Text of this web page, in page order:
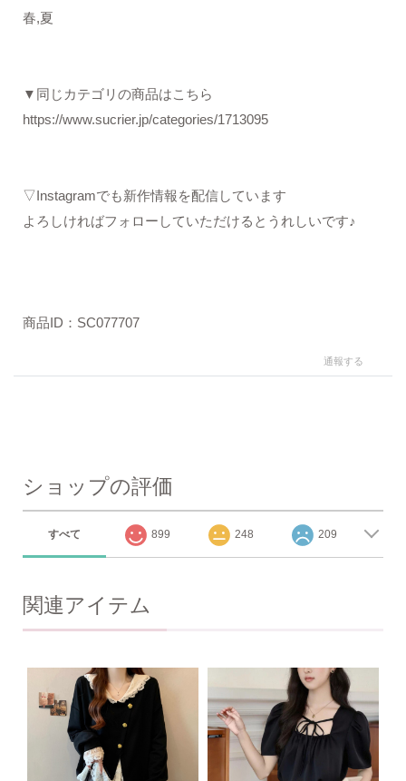
春,夏
▼同じカテゴリの商品はこちら
https://www.sucrier.jp/categories/1713095
▽Instagramでも新作情報を配信しています
よろしければフォローしていただけるとうれしいです♪
商品ID：SC077707
通報する
ショップの評価
すべて 899 248 209
関連アイテム